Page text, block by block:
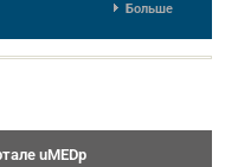
Больше
uMEDp